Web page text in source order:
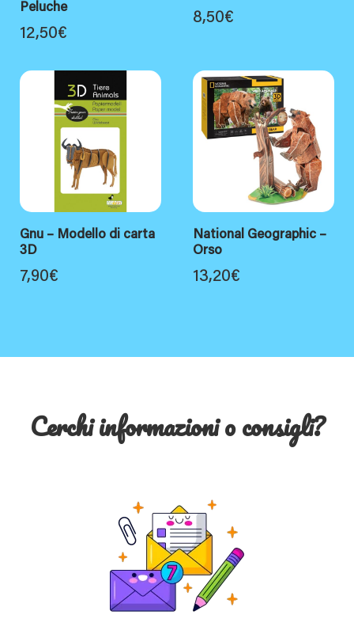
Peluche
12,50€
8,50€
Gnu – Modello di carta
3D
7,90€
National Geographic –
Orso
13,20€
Cerchi informazioni o consigli?